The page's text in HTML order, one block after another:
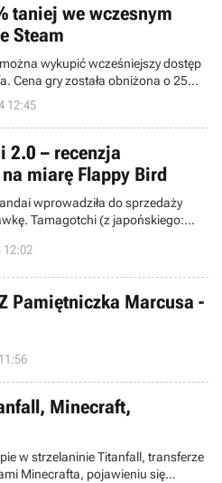
taniej we wczesnym
Steam
wykupić wcześniejszy dostęp
Cena gry została obniżona o 25%
Pack (22,49 euro), jak i
euro). Twórcy podzielili się
elementów, jak i tych, które
12:45
2.0 – recenzja
miarę Flappy Bird
wprowadziła do sprzedaży
Tamagotchi (z japońskiego:
– zegarek) z miejsca zdobyło
osób i zyskując miano
świat znowu stanął na głowie.
12:02
Pamiętniczka Marcusa -
Minecraft,
w strzelaninie Titanfall, transferze
Minecrafta, pojawieniu się